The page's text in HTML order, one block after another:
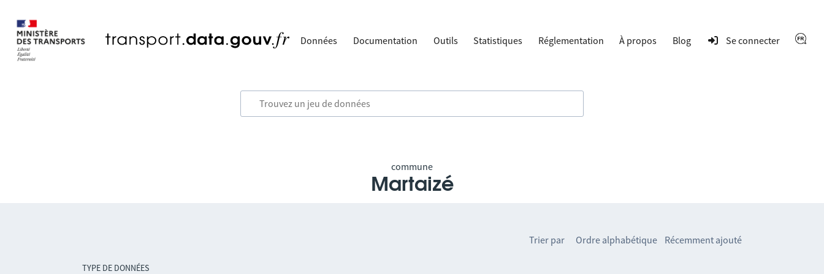
Données Documentation Outils Statistiques Réglementation À propos Blog Se connecter
commune
Martaizé
TYPE DE DONNÉES
Trier par Ordre alphabétique Récemment ajouté